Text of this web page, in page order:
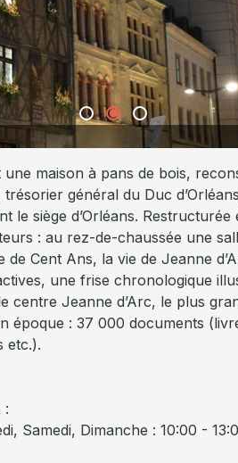
une maison à pans de bois,
général du Duc
le siège d’Orléans.
: au rez-de-chaussée une
Cent Ans, la vie de Jeanne
une frise chronologique
centre Jeanne d’Arc, le plus
époque : 37 000 documents
etc.).
:
Samedi, Dimanche : 10:00 -